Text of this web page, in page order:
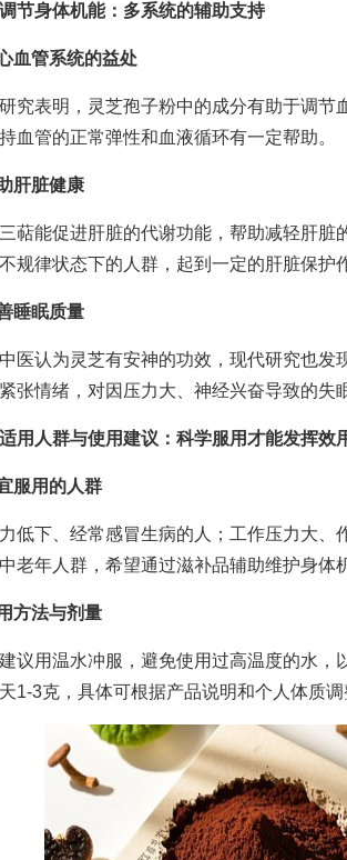
节身体机能：多系统的辅助支持
血管系统的益处
表明，灵芝孢子粉中的成分有助于调节
血管的正常弹性和血液循环有一定帮助。
肝脏健康
能促进肝脏的代谢功能，帮助减轻肝脏
规律状态下的人群，起到一定的肝脏保护
睡眠质量
认为灵芝有安神的功效，现代研究也发
张情绪，对因压力大、神经兴奋导致的失
用人群与使用建议：科学服用才能发挥效
服用的人群
下、经常感冒生病的人；工作压力大、
老年人群，希望通过滋补品辅助维护身体
方法与剂量
用温水冲服，避免使用过高温度的水，
1-3克，具体可根据产品说明和个人体质调